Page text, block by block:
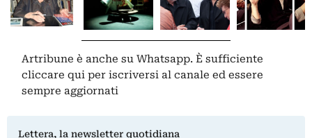
Artribune è anche su Whatsapp. È sufficiente
cliccare qui per iscriversi al canale ed essere
sempre aggiornati
Lettera, la newsletter quotidiana